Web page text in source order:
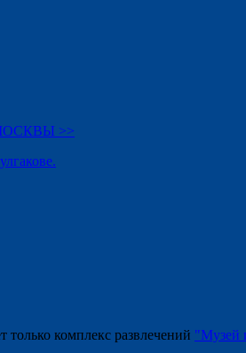
>>
комплекс развлечений "Музей